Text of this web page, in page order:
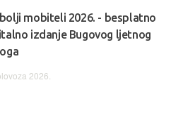
mobiteli 2026. - besplatno
izdanje Bugovog ljetnog
2026.